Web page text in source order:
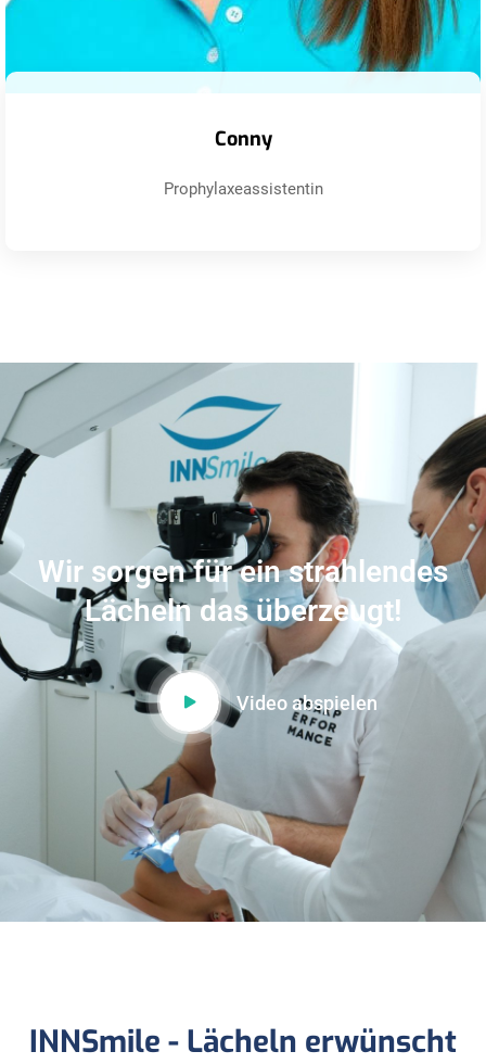
Conny
Prophylaxeassistentin
Wir sorgen für ein strahlendes
Lächeln das überzeugt!
Video abspielen
INNSmile - Lächeln erwünscht